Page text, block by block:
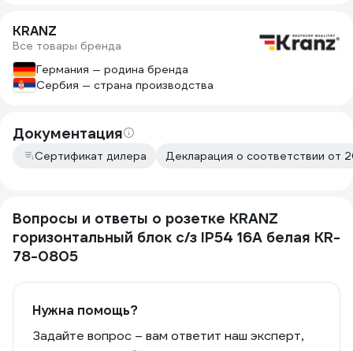
KRANZ
Все товары бренда
Германия — родина бренда
Сербия — страна производства
Документация
Сертификат дилера Декларация о соответствии от
Вопросы и ответы о розетке KRANZ
горизонтальный блок с/з IP54 16А белая KR-
78-0805
Нужна помощь?
Задайте вопрос – вам ответит наш эксперт,